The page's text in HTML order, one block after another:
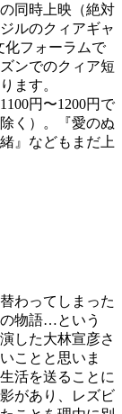
同時上映（絶対
ルのクィアギャ
化フォーラムで
ンでのクィア短
ます。
円〜1200円で
く）。『愛のぬ
』などもまだ上
わってしまった
物語…という
した大林宣彦さ
ことと思いま
活を送ることに
があり、レズビ